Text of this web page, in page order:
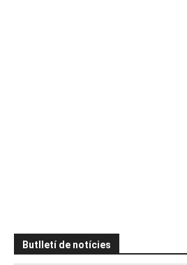
Butlletí de notícies